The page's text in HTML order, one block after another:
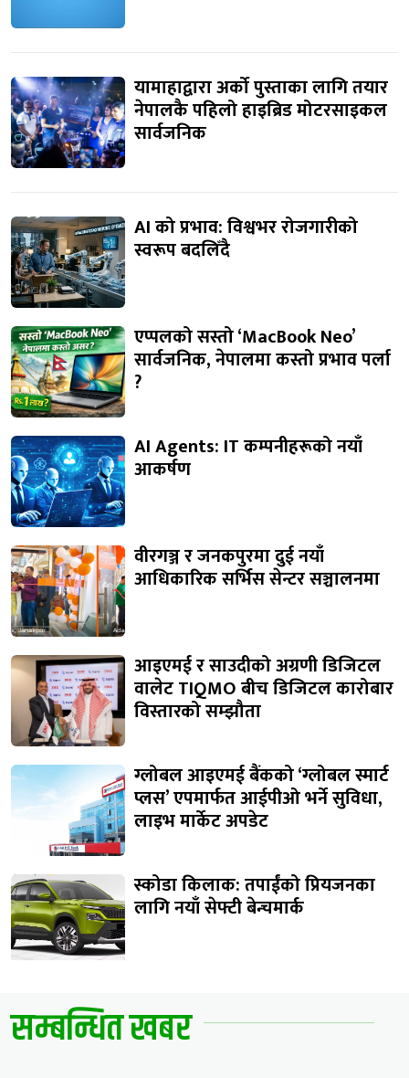
यामाहाद्वारा अर्को पुस्ताका लागि तयार
नेपालकै पहिलो हाइब्रिड मोटरसाइकल
सार्वजनिक
AI को प्रभाव: विश्वभर रोजगारीको
स्वरूप बदलिँदै
एप्पलको सस्तो ‘MacBook Neo’
सार्वजनिक, नेपालमा कस्तो प्रभाव पर्ला
?
AI Agents: IT कम्पनीहरूको नयाँ
आकर्षण
वीरगञ्ज र जनकपुरमा दुई नयाँ
आधिकारिक सर्भिस सेन्टर सञ्चालनमा
आइएमई र साउदीको अग्रणी डिजिटल
वालेट TIQMO बीच डिजिटल कारोबार
विस्तारको सम्झौता
ग्लोबल आइएमई बैंकको ‘ग्लोबल स्मार्ट
प्लस’ एपमार्फत आईपीओ भर्ने सुविधा,
लाइभ मार्केट अपडेट
स्कोडा किलाक: तपाईंको प्रियजनका
लागि नयाँ सेफ्टी बेन्चमार्क
सम्बन्धित खबर